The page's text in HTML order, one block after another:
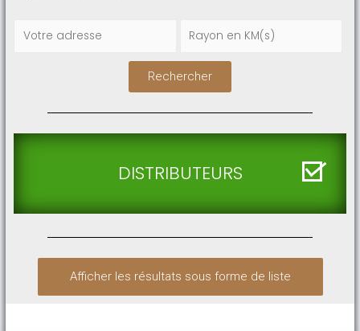
Rechercher
DISTRIBUTEURS
Afficher les résultats sous forme de liste